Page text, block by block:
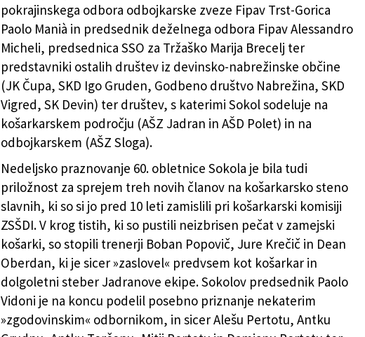
pokrajinskega odbora odbojkarske zveze Fipav Trst-Gorica
Paolo Manià in predsednik deželnega odbora Fipav Alessandro
Micheli, predsednica SSO za Tržaško Marija Brecelj ter
predstavniki ostalih društev iz devinsko-nabrežinske občine
(JK Čupa, SKD Igo Gruden, Godbeno društvo Nabrežina, SKD
Vigred, SK Devin) ter društev, s katerimi Sokol sodeluje na
košarkarskem področju (AŠZ Jadran in AŠD Polet) in na
odbojkarskem (AŠZ Sloga).
Nedeljsko praznovanje 60. obletnice Sokola je bila tudi
priložnost za sprejem treh novih članov na košarkarsko steno
slavnih, ki so si jo pred 10 leti zamislili pri košarkarski komisiji
ZSŠDI. V krog tistih, ki so pustili neizbrisen pečat v zamejski
košarki, so stopili trenerji Boban Popovič, Jure Krečič in Dean
Oberdan, ki je sicer »zaslovel« predvsem kot košarkar in
dolgoletni steber Jadranove ekipe. Sokolov predsednik Paolo
Vidoni je na koncu podelil posebno priznanje nekaterim
»zgodovinskim« odbornikom, in sicer Alešu Pertotu, Antku